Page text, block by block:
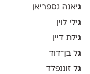
גיאנה גספריאן
גילי לוין
גילת דיין
גל בן־דוד
גל זוננפלד